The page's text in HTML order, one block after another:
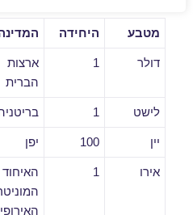
מטבע היחידה
דולר 1
ארצות
הברית
לישט 1
יין 100 יפן
אירו 1
האיחוד
האירופי